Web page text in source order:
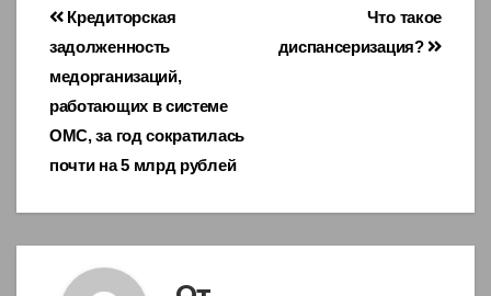
Навигация
по
записям
Что такое
диспансеризация?
Кредиторская
задолженность
медорганизаций,
работающих в системе
ОМС, за год сократилась
почти на 5 млрд рублей